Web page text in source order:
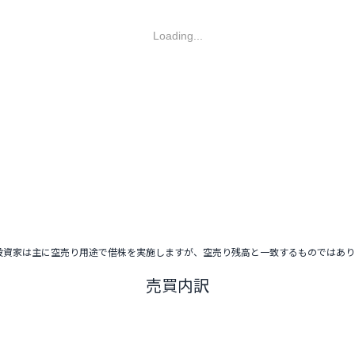
Loading...
家は主に空売り用途で借株を実施しますが、空売り残高と一致するものではあ
売買内訳